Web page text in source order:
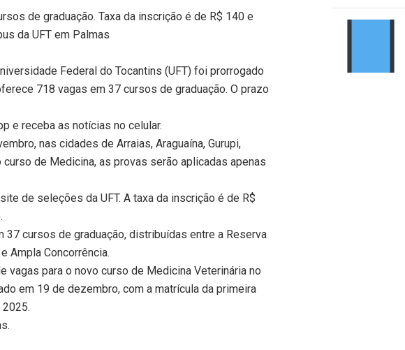
de graduação. Taxa da inscrição é de R$ 140 e
da UFT em Palmas
Federal do Tocantins (UFT) foi prorrogado
718 vagas em 37 cursos de graduação. O prazo
e receba as notícias no celular.
nas cidades de Arraias, Araguaína, Gurupi,
de Medicina, as provas serão aplicadas apenas
de seleções da UFT. A taxa da inscrição é de R$
cursos de graduação, distribuídas entre a Reserva
Ampla Concorrência.
vagas para o novo curso de Medicina Veterinária no
em 19 de dezembro, com a matrícula da primeira
2025.